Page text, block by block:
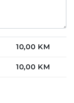
10,00 KM
10,00 KM